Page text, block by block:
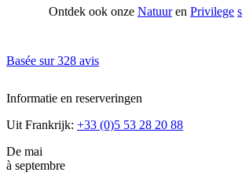
Ontdek ook onze Natuuren Privilege
Basée sur328 avis
Informatie en reserveringen
Uit Frankrijk: +33 (0)5 53 28 20 88
De mai
à septembre